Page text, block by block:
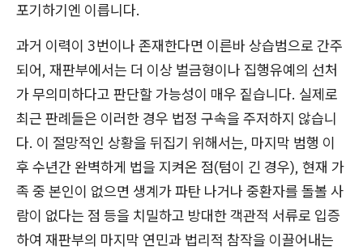
포기하기엔 이릅니다.
과거 이력이 3번이나 존재한다면 이른바 상습범으로 간주
되어, 재판부에서는 더 이상 벌금형이나 집행유예의 선처
가 무의미하다고 판단할 가능성이 매우 짙습니다. 실제로
최근 판례들은 이러한 경우 법정 구속을 주저하지 않습니
다. 이 절망적인 상황을 뒤집기 위해서는, 마지막 범행 이
후 수년간 완벽하게 법을 지켜온 점(텀이 긴 경우), 현재 가
족 중 본인이 없으면 생계가 파탄 나거나 중환자를 돌볼 사
람이 없다는 점 등을 치밀하고 방대한 객관적 서류로 입증
하여 재판부의 마지막 연민과 법리적 참작을 이끌어내는